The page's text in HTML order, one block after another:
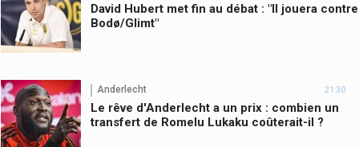
David Hubert met fin au débat : "Il jouera contre
Bodø/Glimt"
Anderlecht 21:30
Le rêve d'Anderlecht a un prix : combien un
transfert de Romelu Lukaku coûterait-il ?